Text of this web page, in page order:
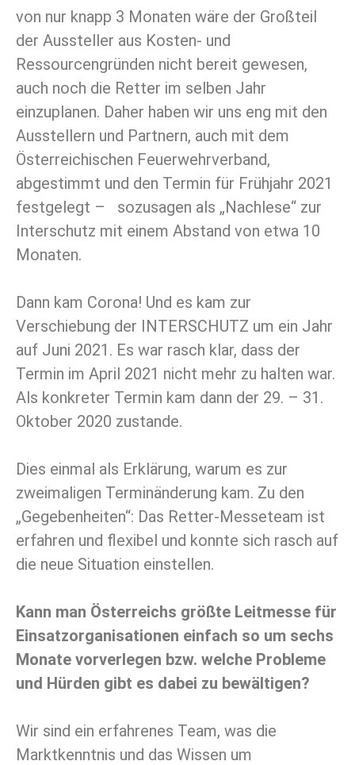
von nur knapp 3 Monaten wäre der Großteil
der Aussteller aus Kosten- und
Ressourcengründen nicht bereit gewesen,
auch noch die Retter im selben Jahr
einzuplanen. Daher haben wir uns eng mit den
Ausstellern und Partnern, auch mit dem
Österreichischen Feuerwehrverband,
abgestimmt und den Termin für Frühjahr 2021
festgelegt –
sozusagen als „Nachlese“ zur
Interschutz mit einem Abstand von etwa 10
Monaten.
Dann kam Corona! Und es kam zur
Verschiebung der INTERSCHUTZ um ein Jahr
auf Juni 2021. Es war rasch klar, dass der
Termin im April 2021 nicht mehr zu halten war.
Als konkreter Termin kam dann der 29. – 31.
Oktober 2020 zustande.
Dies einmal als Erklärung, warum es zur
zweimaligen Terminänderung kam. Zu den
„Gegebenheiten“: Das Retter-Messeteam ist
erfahren und flexibel und konnte sich rasch auf
die neue Situation einstellen.
Kann man Österreichs größte Leitmesse für
Einsatzorganisationen einfach so um sechs
Monate vorverlegen bzw. welche Probleme
und Hürden gibt es dabei zu bewältigen?
Wir sind ein erfahrenes Team, was die
Marktkenntnis und das Wissen um